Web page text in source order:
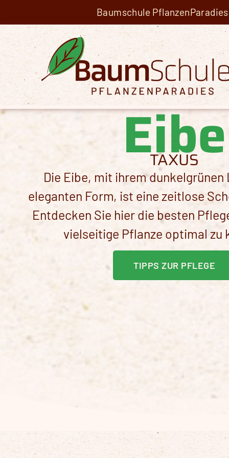
Baumschule
Eibe
TAXUS
Die Eibe, mit ihrem dunkelgrünen
eleganten Form, ist eine zeitlose
Entdecken Sie hier die besten
vielseitige Pflanze optimal zu
TIPPS ZUR PFLEGE